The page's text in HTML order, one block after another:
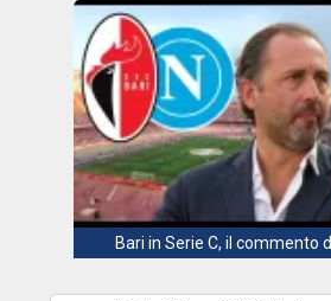
Bari in Serie C, il commento